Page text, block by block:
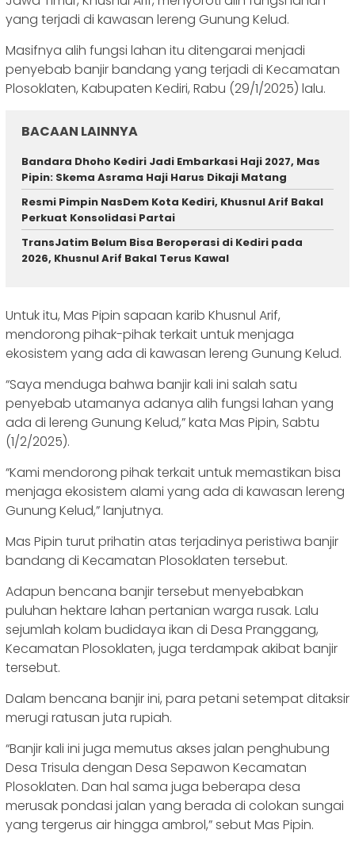
yang terjadi di kawasan lereng Gunung Kelud.
Masifnya alih fungsi lahan itu ditengarai menjadi
penyebab banjir bandang yang terjadi di Kecamatan
Plosoklaten, Kabupaten Kediri, Rabu (29/1/2025) lalu.
BACAAN LAINNYA
Bandara Dhoho Kediri Jadi Embarkasi Haji 2027, Mas
Pipin: Skema Asrama Haji Harus Dikaji Matang
Resmi Pimpin NasDem Kota Kediri, Khusnul Arif Bakal
Perkuat Konsolidasi Partai
TransJatim Belum Bisa Beroperasi di Kediri pada
2026, Khusnul Arif Bakal Terus Kawal
Untuk itu, Mas Pipin sapaan karib Khusnul Arif,
mendorong pihak-pihak terkait untuk menjaga
ekosistem yang ada di kawasan lereng Gunung Kelud.
“Saya menduga bahwa banjir kali ini salah satu
penyebab utamanya adanya alih fungsi lahan yang
ada di lereng Gunung Kelud,” kata Mas Pipin, Sabtu
(1/2/2025).
“Kami mendorong pihak terkait untuk memastikan bisa
menjaga ekosistem alami yang ada di kawasan lereng
Gunung Kelud,” lanjutnya.
Mas Pipin turut prihatin atas terjadinya peristiwa banjir
bandang di Kecamatan Plosoklaten tersebut.
Adapun bencana banjir tersebut menyebabkan
puluhan hektare lahan pertanian warga rusak. Lalu
sejumlah kolam budidaya ikan di Desa Pranggang,
Kecamatan Plosoklaten, juga terdampak akibat banjir
tersebut.
Dalam bencana banjir ini, para petani setempat ditaksir
merugi ratusan juta rupiah.
“Banjir kali ini juga memutus akses jalan penghubung
Desa Trisula dengan Desa Sepawon Kecamatan
Plosoklaten. Dan hal sama juga beberapa desa
merusak pondasi jalan yang berada di colokan sungai
yang tergerus air hingga ambrol,” sebut Mas Pipin.